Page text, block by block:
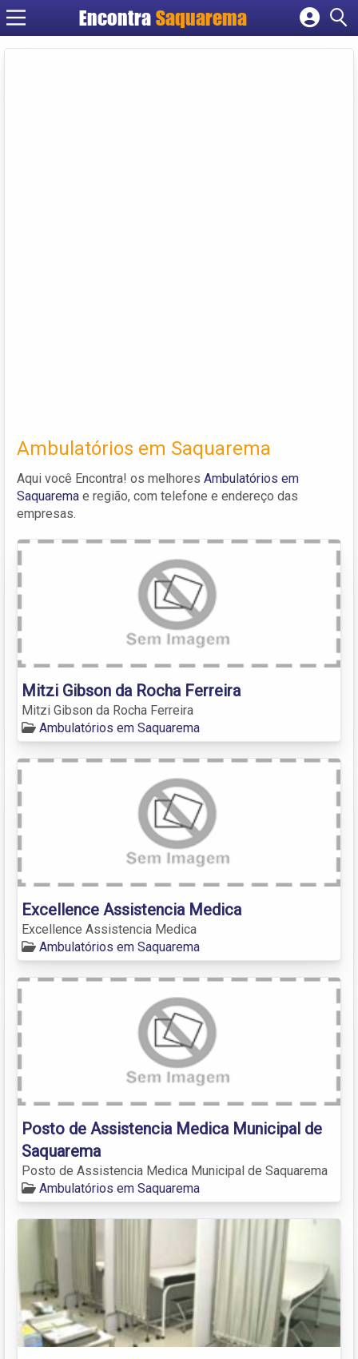
Encontra Saquarema
Cadastrar empresa
Ambulatórios em Saquarema
Aqui você Encontra! os melhores Ambulatórios em
Saquarema e região, com telefone e endereço das
empresas.
Mitzi Gibson da Rocha Ferreira
Mitzi Gibson da Rocha Ferreira
Ambulatórios em Saquarema
Excellence Assistencia Medica
Excellence Assistencia Medica
Ambulatórios em Saquarema
Posto de Assistencia Medica Municipal de
Saquarema
Posto de Assistencia Medica Municipal de Saquarema
Ambulatórios em Saquarema